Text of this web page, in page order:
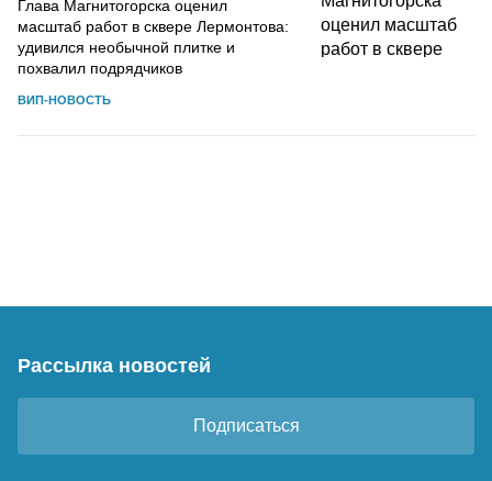
Глава Магнитогорска оценил
масштаб работ в сквере Лермонтова:
удивился необычной плитке и
похвалил подрядчиков
ВИП-НОВОСТЬ
Рассылка новостей
Подписаться